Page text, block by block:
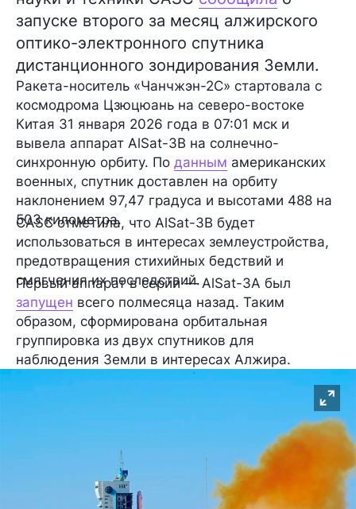
запуске второго за месяц алжирского
оптико-электронного спутника
дистанционного зондирования Земли.
Ракета-носитель «Чанчжэн-2C» стартовала с
космодрома Цзюцюань на северо-востоке
Китая 31 января 2026 года в 07:01 мск и
вывела аппарат AlSat-3B на солнечно-
синхронную орбиту. По данным американских
военных, спутник доставлен на орбиту
наклонением 97,47 градуса и высотами 488 на
503 километра.
CASC отметила, что AlSat-3B будет
использоваться в интересах землеустройства,
предотвращения стихийных бедствий и
смягчения их последствий.
Первый аппарат в серии — AlSat-3A был
запущен всего полмесяца назад. Таким
образом, сформирована орбитальная
группировка из двух спутников для
наблюдения Земли в интересах Алжира.